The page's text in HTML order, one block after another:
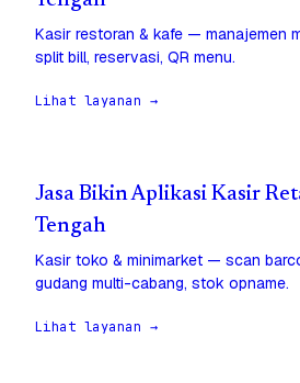
Kasir restoran & kafe — manajemen
split bill, reservasi, QR menu.
Lihat layanan →
Jasa Bikin Aplikasi Kasir
Tengah
Kasir toko & minimarket — scan
gudang multi-cabang, stok opname.
Lihat layanan →